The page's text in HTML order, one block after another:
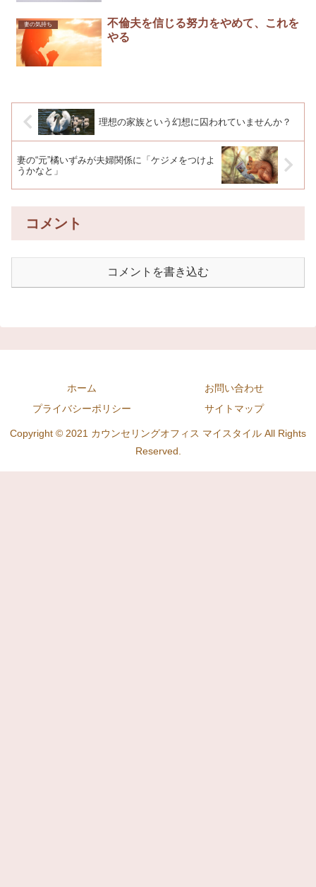
妻の気持ち
不倫夫を信じる努力をやめて、これを
やる
​​理想の家族という幻想に囚われていませんか？
妻の“元”橘いずみが夫婦関係に「ケジメをつけよ
うかなと」￼
コメント
コメントを書き込む
ホーム
お問い合わせ
プライバシーポリシー
サイトマップ
Copyright © 2021 カウンセリングオフィス マイスタイル All Rights
Reserved.